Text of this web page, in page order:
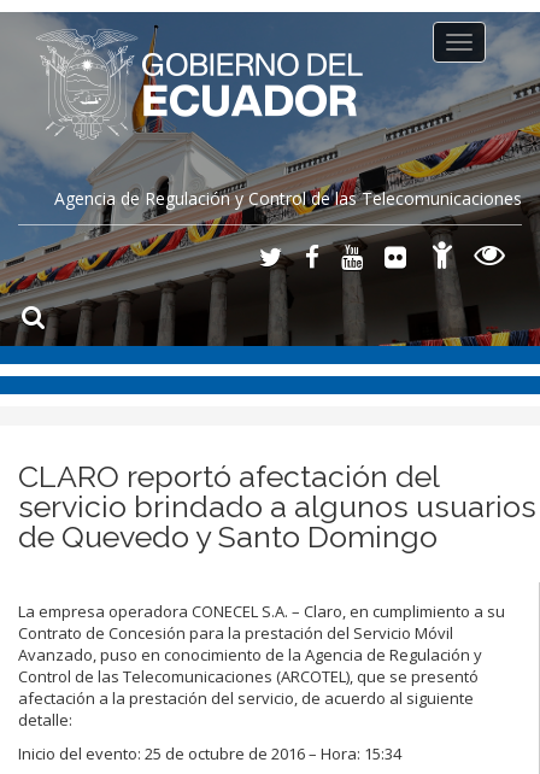
Agencia de Regulación y Control de las Telecomunicaciones
Toggle
navigation
CLARO reportó afectación del
servicio brindado a algunos usuarios
de Quevedo y Santo Domingo
La empresa operadora CONECEL S.A. – Claro, en cumplimiento a su
Contrato de Concesión para la prestación del Servicio Móvil
Avanzado, puso en conocimiento de la Agencia de Regulación y
Control de las Telecomunicaciones (ARCOTEL), que se presentó
afectación a la prestación del servicio, de acuerdo al siguiente
detalle:
Inicio del evento: 25 de octubre de 2016 – Hora: 15:34